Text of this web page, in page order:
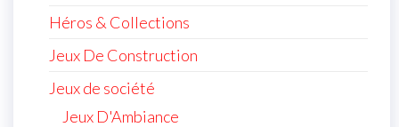
Héros & Collections
Jeux De Construction
Jeux de société
Jeux D'Ambiance